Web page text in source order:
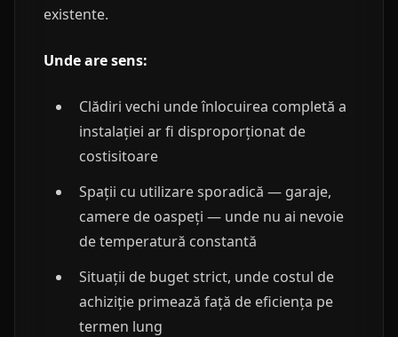
existente.
Unde are sens:
Clădiri vechi unde înlocuirea completă a
instalației ar fi disproporționat de
costisitoare
Spații cu utilizare sporadică — garaje,
camere de oaspeți — unde nu ai nevoie
de temperatură constantă
Situații de buget strict, unde costul de
achiziție primează față de eficiența pe
termen lung